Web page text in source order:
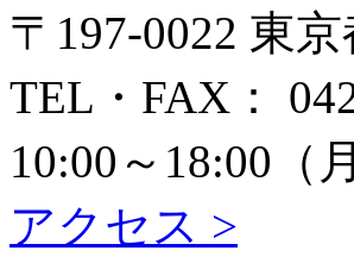
〒197-0022 東
TEL・FAX：
10:00～18:00（
アクセス >